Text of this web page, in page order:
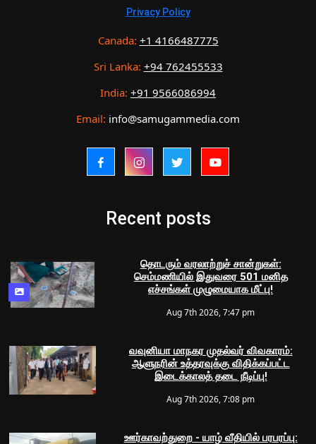
Privacy Policy
Canada: +1 4166487775
Sri Lanka: +94 762455533
India: +91 9566086994
Email: info@samugammedia.com
Recent posts
தொடரும் வரலாற்றுச் சான்றுகள்:
செம்மணியில் இதுவரை 501 மனித
எச்சங்கள் முழுமையாக மீட்பு!
Aug 7th 2026, 7:47 pm
வவுனியா மாநகர முதல்வர் விவகாரம்:
ஆளுநரின் உத்தரவுக்கு விதிக்கப்பட்ட
இடைக்காலத் தடை நீடிப்பு!
Aug 7th 2026, 7:08 pm
ஊர்காவற்துறை - யாழ் வீதியில் பரபரப்பு: